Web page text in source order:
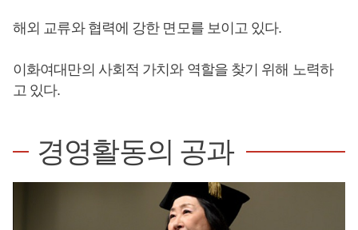
해외 교류와 협력에 강한 면모를 보이고 있다.
이화여대만의 사회적 가치와 역할을 찾기 위해 노력하
고 있다.
경영활동의 공과